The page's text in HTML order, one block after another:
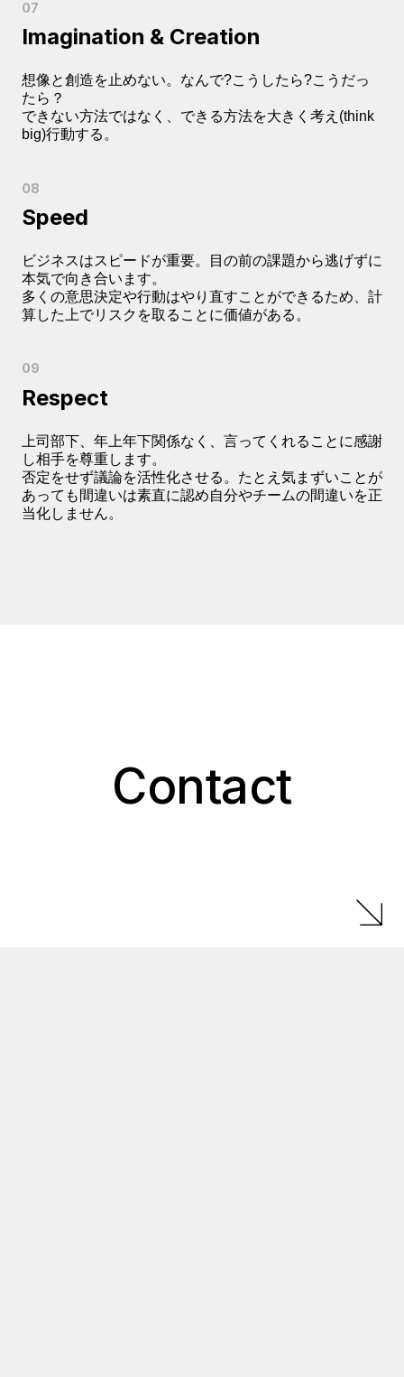
Imagination & Creation
想像と創造を止めない。なんで?こうしたら?こうだっ
たら？
できない方法ではなく、できる方法を大きく考え(think
big)行動する。
Speed
ビジネスはスピードが重要。目の前の課題から逃げずに
本気で向き合います。
多くの意思決定や行動はやり直すことができるため、計
算した上でリスクを取ることに価値がある。
Respect
上司部下、年上年下関係なく、言ってくれることに感謝
し相手を尊重します。
否定をせず議論を活性化させる。たとえ気まずいことが
あっても間違いは素直に認め自分やチームの間違いを正
当化しません。
Contact